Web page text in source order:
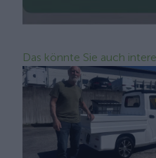
Das könnte Sie auch